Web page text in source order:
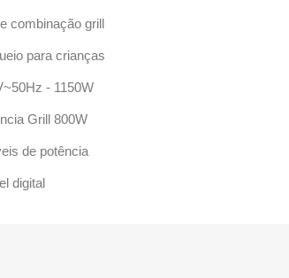
combinação grill
para crianças
- 1150W
Grill 800W
de potência
digital